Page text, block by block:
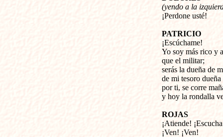
(yendo a la
¡Perdone usté!
PATRICIO
¡Escúchame!
Yo soy más rico y
que el militar;
serás la dueña de
de mi tesoro dueña
por ti, se corre
y hoy la rondalla
ROJAS
¡Atiende!
¡Ven! ¡Ven!